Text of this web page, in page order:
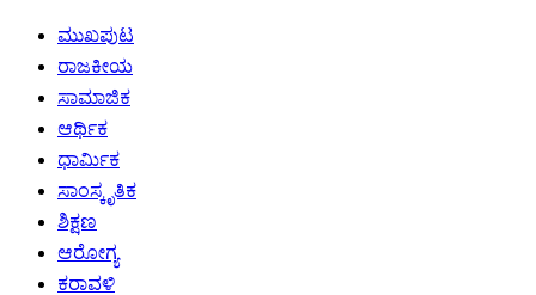
ಮುಖಪುಟ
ರಾಜಕೀಯ
ಸಾಮಾಜಿಕ
ಆರ್ಥಿಕ
ಧಾರ್ಮಿಕ
ಸಾಂಸ್ಕೃತಿಕ
ಶಿಕ್ಷಣ
ಆರೋಗ್ಯ
ಕರಾವಳಿ